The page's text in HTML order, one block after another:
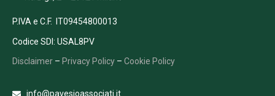
P.IVA e C.F. IT09454800013
Codice SDI: USAL8PV
Disclaimer – Privacy Policy – Cookie Policy
info@pavesioassociati.it